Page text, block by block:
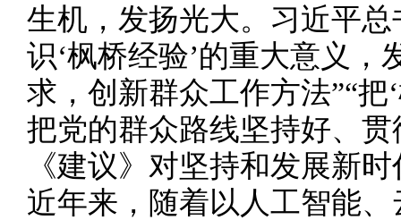
生机，发扬光大。习近平
识‘枫桥经验’的重大意义
求，创新群众工作方法”“把
把党的群众路线坚持好、
《建议》对坚持和发展新
近年来，随着以人工智能